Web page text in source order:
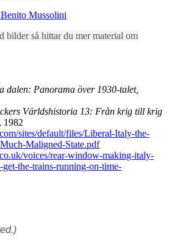
Mussolini
bilder så hittar du mer material om
dalen: Panorama över 1930-talet,
Världshistoria 13: Från krig till krig
1982
sites/default/files/Liberal-Italy-the-
Maligned-State.pdf
voices/rear-window-making-italy-
the-trains-running-on-time-